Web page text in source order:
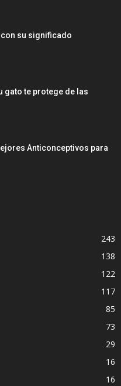
su significado
gato te protege de las
Anticonceptivos para
243
138
122
117
85
73
29
16
16